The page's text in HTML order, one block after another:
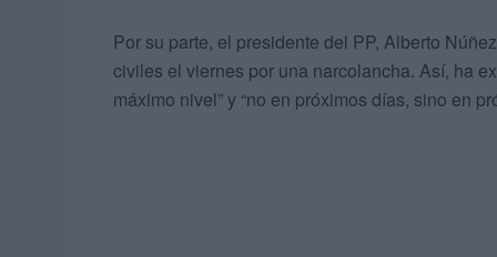
Por su parte, el presidente del PP, Alberto
civiles el viernes por una narcolancha. Así, ha
máximo nivel” y “no en próximos días, sino en